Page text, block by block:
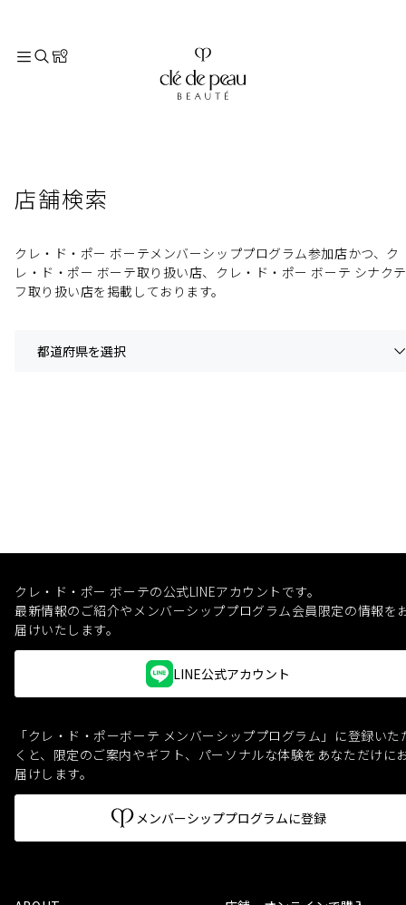
店舗検索
クレ・ド・ポー ボーテメンバーシッププログラム参加店かつ、ク
レ・ド・ポー ボーテ取り扱い店、クレ・ド・ポー ボーテ シナク
フ取り扱い店を掲載しております。
都道府県を選択
クレ・ド・ポー ボーテの公式LINEアカウントです。
最新情報のご紹介やメンバーシッププログラム会員限定の情報を
届けいたします。
LINE公式アカウント
「クレ・ド・ポーボーテ メンバーシッププログラム」に登録いた
くと、 限定のご案内やギフト、パーソナルな体験をあなただけに
届けします。
メンバーシッププログラムに登録